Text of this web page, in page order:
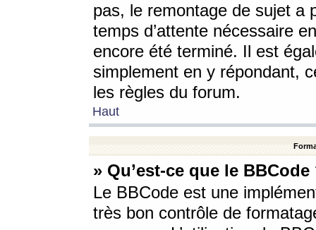
pas, le remontage de sujet a
temps d’attente nécessaire
encore été terminé. Il est
simplement en y répondant,
les règles du forum.
Haut
» Qu’est-ce que le BBCode
Le BBCode est une
très bon contrôle de